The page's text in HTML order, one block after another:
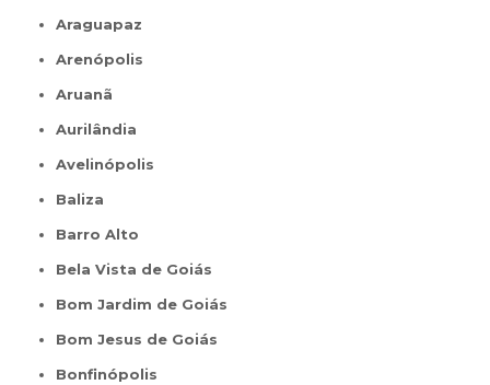
Araguapaz
Arenópolis
Aruanã
Aurilândia
Avelinópolis
Baliza
Barro Alto
Bela Vista de Goiás
Bom Jardim de Goiás
Bom Jesus de Goiás
Bonfinópolis